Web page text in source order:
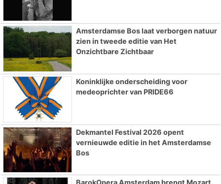
Amsterdamse Bos laat verborgen natuur
zien in tweede editie van Het
Onzichtbare Zichtbaar
Koninklijke onderscheiding voor
medeoprichter van PRIDE66
Dekmantel Festival 2026 opent
vernieuwde editie in het Amsterdamse
Bos